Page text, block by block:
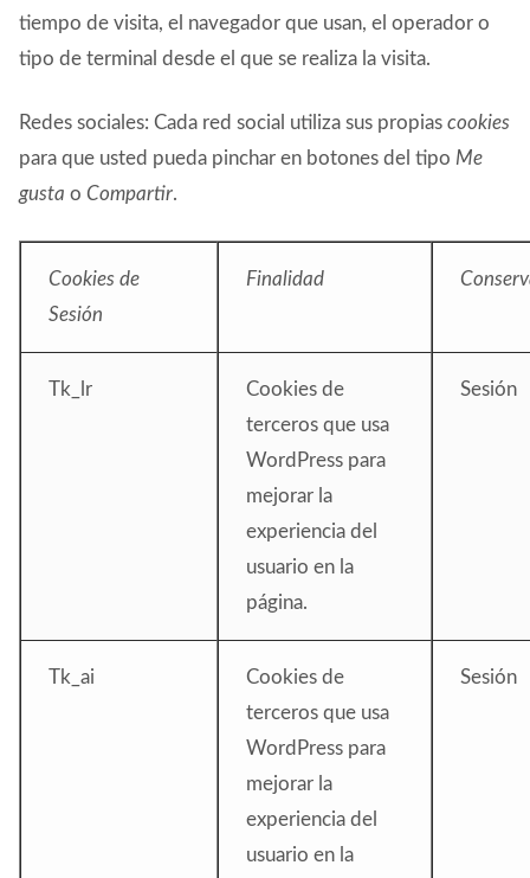
tiempo de visita, el navegador que usan, el operador o
tipo de terminal desde el que se realiza la visita.
Redes sociales: Cada red social utiliza sus propias cookies
para que usted pueda pinchar en botones del tipo Me
gusta o Compartir.
Cookies de
Sesión
Finalidad
Tk_lr
Cookies de
terceros que usa
WordPress para
mejorar la
experiencia del
usuario en la
página.
Sesión
Tk_ai
Cookies de
terceros que usa
WordPress para
mejorar la
experiencia del
usuario en la
Sesión